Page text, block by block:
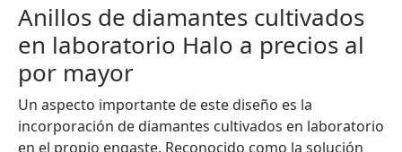
Anillos de diamantes cultivados
en laboratorio Halo a precios al
por mayor
Un aspecto importante de este diseño es la
incorporación de diamantes cultivados en laboratorio
en el propio engaste. Reconocido como la solución